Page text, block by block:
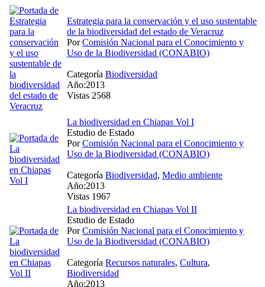
Estrategia para la conservación y el uso sustentable
de la biodiversidad del estado de Veracruz
PorComisión Nacional para el Conocimiento y
Uso de la Biodiversidad (CONABIO)
Categoría Biodiversidad
Año:2013
Vistas 2568
La biodiversidad en Chiapas Vol I
Estudio de Estado
PorComisión Nacional para el Conocimiento y
Uso de la Biodiversidad (CONABIO)
Categoría Biodiversidad, Medio ambiente
Año:2013
Vistas 1967
La biodiversidad en Chiapas Vol II
Estudio de Estado
PorComisión Nacional para el Conocimiento y
Uso de la Biodiversidad (CONABIO)
Categoría Recursos naturales, Cultura,
Biodiversidad
Año:2013